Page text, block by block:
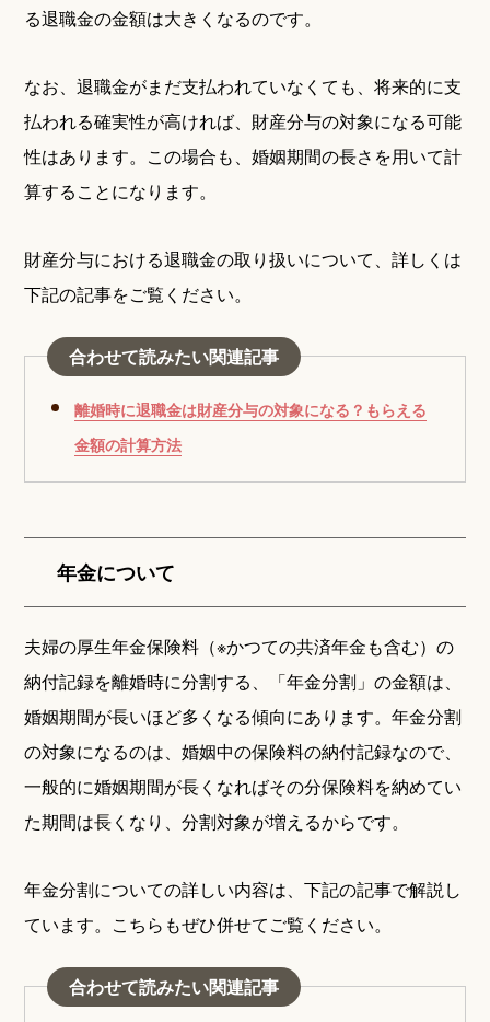
る退職金の金額は大きくなるのです。
なお、退職金がまだ支払われていなくても、将来的に支
払われる確実性が高ければ、財産分与の対象になる可能
性はあります。この場合も、婚姻期間の長さを用いて計
算することになります。
財産分与における退職金の取り扱いについて、詳しくは
下記の記事をご覧ください。
合わせて読みたい関連記事
離婚時に退職金は財産分与の対象になる？もらえる
金額の計算方法
年金について
夫婦の厚生年金保険料（※かつての共済年金も含む）の
納付記録を離婚時に分割する、「年金分割」の金額は、
婚姻期間が長いほど多くなる傾向にあります。年金分割
の対象になるのは、婚姻中の保険料の納付記録なので、
一般的に婚姻期間が長くなればその分保険料を納めてい
た期間は長くなり、分割対象が増えるからです。
年金分割についての詳しい内容は、下記の記事で解説し
ています。こちらもぜひ併せてご覧ください。
合わせて読みたい関連記事